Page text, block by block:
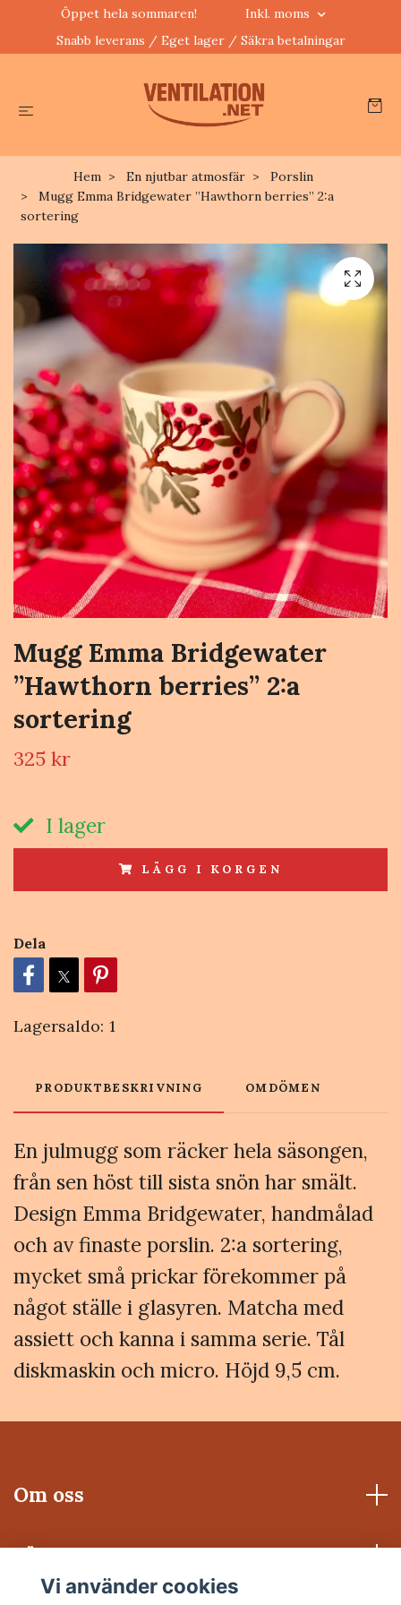
Öppet hela sommaren!
Inkl. moms
Snabb leverans / Eget lager / Säkra betalningar
Hem En njutbar atmosfär
Porslin
Mugg Emma Bridgewater ”Hawthorn berries” 2:a
sortering
Mugg Emma Bridgewater
”Hawthorn berries” 2:a
sortering
325 kr
I lager
LÄGG I KORGEN
Dela
Lagersaldo: 1
PRODUKTBESKRIVNING OMDÖMEN
En julmugg som räcker hela säsongen,
från sen höst till sista snön har smält.
Design Emma Bridgewater, handmålad
och av finaste porslin. 2:a sortering,
mycket små prickar förekommer på
något ställe i glasyren. Matcha med
assiett och kanna i samma serie. Tål
diskmaskin och micro. Höjd 9,5 cm.
Om oss
Läs mer
Vi använder cookies